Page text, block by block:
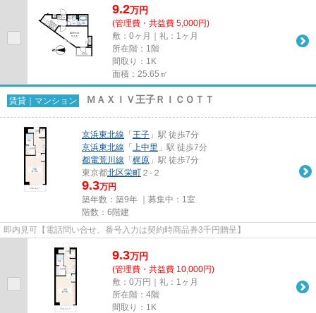
9.2万円
(管理費・共益費 5,000円)
敷：0ヶ月｜礼：1ヶ月
所在階：1階
間取り：1K
面積：25.65㎡
賃貸｜マンション ＭＡＸＩＶ王子ＲＩＣＯＴＴ
京浜東北線 「 王子 」駅 徒歩7分
京浜東北線 「 上中里 」駅 徒歩7分
都電荒川線 「 梶原 」駅 徒歩7分
東京都北区栄町 ２-２
9.3万円
築年数：築9年 ｜募集中： 1室
階数：6階建
即内見可【電話問い合せ、番号入力は契約時商品券3千円贈呈】
9.3万円
(管理費・共益費 10,000円)
敷：0万円｜礼：1ヶ月
所在階：4階
間取り：1K